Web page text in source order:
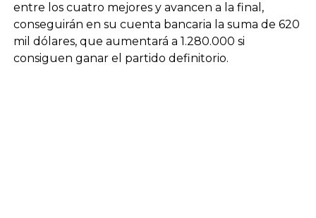
entre los cuatro mejores y avancen a la final,
conseguirán en su cuenta bancaria la suma de 620
mil dólares, que aumentará a 1.280.000 si
consiguen ganar el partido definitorio.